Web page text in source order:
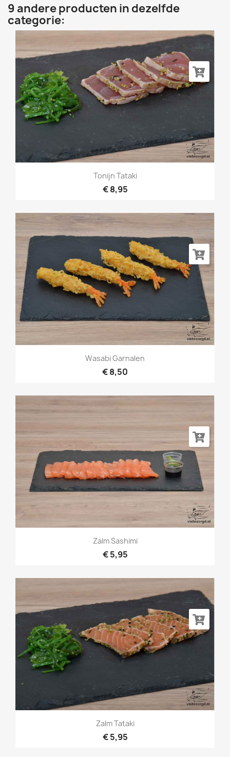
9 andere producten in dezelfde
categorie:
Tonijn Tataki
€ 8,95
Wasabi Garnalen
€ 8,50
Zalm Sashimi
€ 5,95
Zalm Tataki
€ 5,95